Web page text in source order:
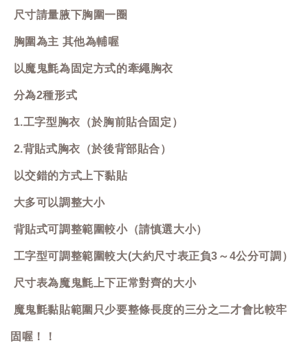
尺寸請量腋下胸圍一圈
胸圍為主 其他為輔喔
以魔鬼氈為固定方式的牽繩胸衣
分為2種形式
1.工字型胸衣（於胸前貼合固定）
2.背貼式胸衣（於後背部貼合）
以交錯的方式上下黏貼
大多可以調整大小
背貼式可調整範圍較小（請慎選大小）
工字型可調整範圍較大(大約尺寸表正負3～4公分可調）
尺寸表為魔鬼氈上下正常對齊的大小
魔鬼氈黏貼範圍只少要整條長度的三分之二才會比較牢
固喔！！